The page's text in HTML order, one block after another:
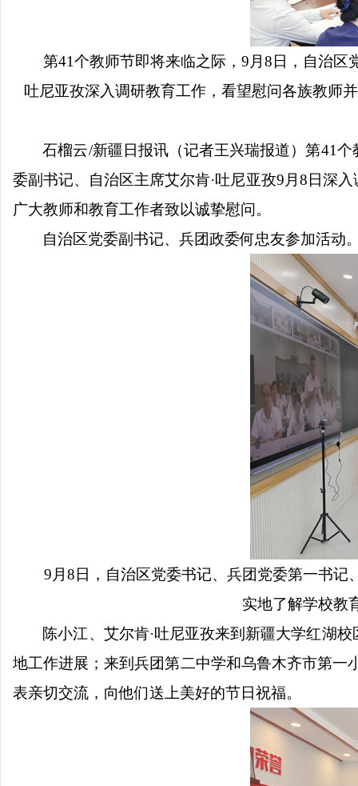
第41个教师节即将来临之际，9月8日，自治
吐尼亚孜深入调研教育工作，看望慰问各族教师
石榴云/新疆日报讯（记者王兴瑞报道）第41
委副书记、自治区主席艾尔肯·吐尼亚孜9月8日深
广大教师和教育工作者致以诚挚慰问。
自治区党委副书记、兵团政委何忠友参加活动
9月8日，自治区党委书记、兵团党委第一书记
实地了解学校教
陈小江、艾尔肯·吐尼亚孜来到新疆大学红湖
地工作进展；来到兵团第二中学和乌鲁木齐市第一
表亲切交流，向他们送上美好的节日祝福。